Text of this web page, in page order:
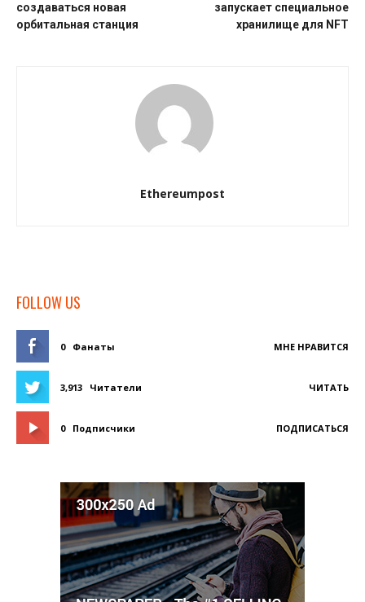
создаваться новая
орбитальная станция
запускает специальное
хранилище для NFT
Ethereumpost
FOLLOW US
0 Фанаты МНЕ НРАВИТСЯ
3,913 Читатели ЧИТАТЬ
0 Подписчики ПОДПИСАТЬСЯ